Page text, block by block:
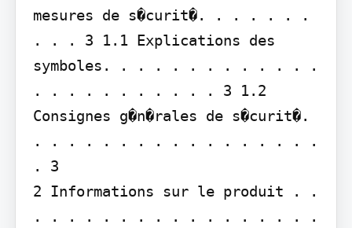
mesures de s�curit�. . . . . . .
. . . 3 1.1 Explications des
symboles. . . . . . . . . . . . .
. . . . . . . . . . . 3 1.2
Consignes g�n�rales de s�curit�.
. . . . . . . . . . . . . . . . .
. 3
2 Informations sur le produit . .
. . . . . . . . . . . . . . . . .